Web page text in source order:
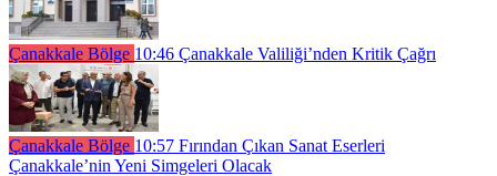
Çanakkale Bölge 10:46 Çanakkale Valiliği’nden Kritik Çağrı
Çanakkale Bölge 10:57 Fırından Çıkan Sanat Eserleri
Çanakkale’nin Yeni Simgeleri Olacak